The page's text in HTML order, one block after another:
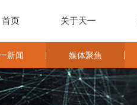
首页 关于天一
新闻 媒体聚焦